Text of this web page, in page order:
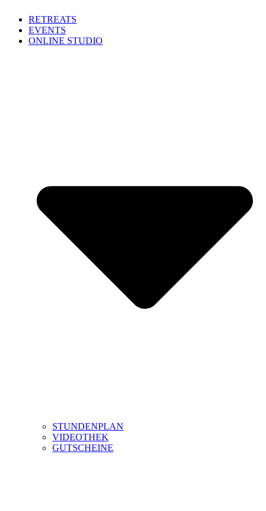
Inhalt
springen
RETREATS
EVENTS
ONLINE STUDIO
STUNDENPLAN
VIDEOTHEK
GUTSCHEINE